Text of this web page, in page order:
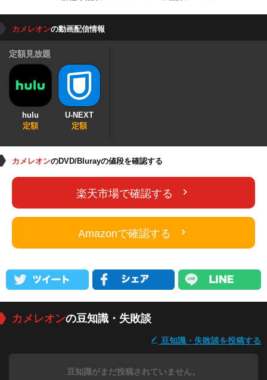
カメレオンの動画配信情報
定額見放題
hulu
定額
U-NEXT
定額
カメレオンのDVD/Blurayの値段を確認する
楽天市場で確認する
Amazonで確認する
カメレオンの豆知識・失敗談
豆知識・失敗談を投稿する
豆知識がまだ投稿されていません。